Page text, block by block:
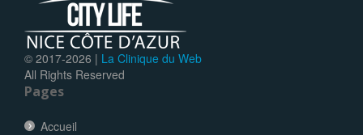
© 2017-2026 | La Clinique du Web
All Rights Reserved
Pages
Accueil